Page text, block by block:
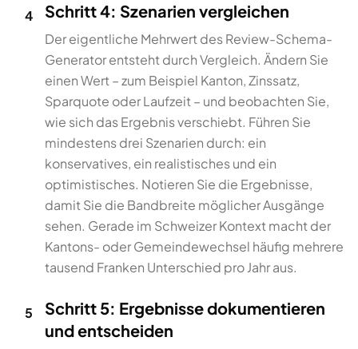
4 Schritt 4: Szenarien vergleichen
Der eigentliche Mehrwert des Review-Schema-
Generator entsteht durch Vergleich. Ändern Sie
einen Wert – zum Beispiel Kanton, Zinssatz,
Sparquote oder Laufzeit – und beobachten Sie,
wie sich das Ergebnis verschiebt. Führen Sie
mindestens drei Szenarien durch: ein
konservatives, ein realistisches und ein
optimistisches. Notieren Sie die Ergebnisse,
damit Sie die Bandbreite möglicher Ausgänge
sehen. Gerade im Schweizer Kontext macht der
Kantons- oder Gemeindewechsel häufig mehrere
tausend Franken Unterschied pro Jahr aus.
5
Schritt 5: Ergebnisse dokumentieren
und entscheiden